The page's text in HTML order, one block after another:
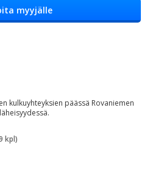
myyjälle
kulkuyhteyksien päässä Rovaniemen
kpl)